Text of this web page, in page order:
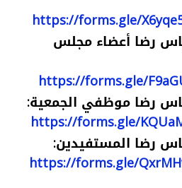
https://forms.gle/
رضا أعضاء مجلس
https://forms.gle/
رضا موظفي الجمعية:
https://forms.gle/
رضا المستفيدين:
https://forms.gle/